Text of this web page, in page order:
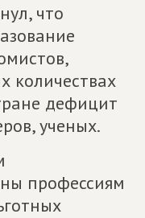
что
количествах
дефицит
ученых.
профессиям